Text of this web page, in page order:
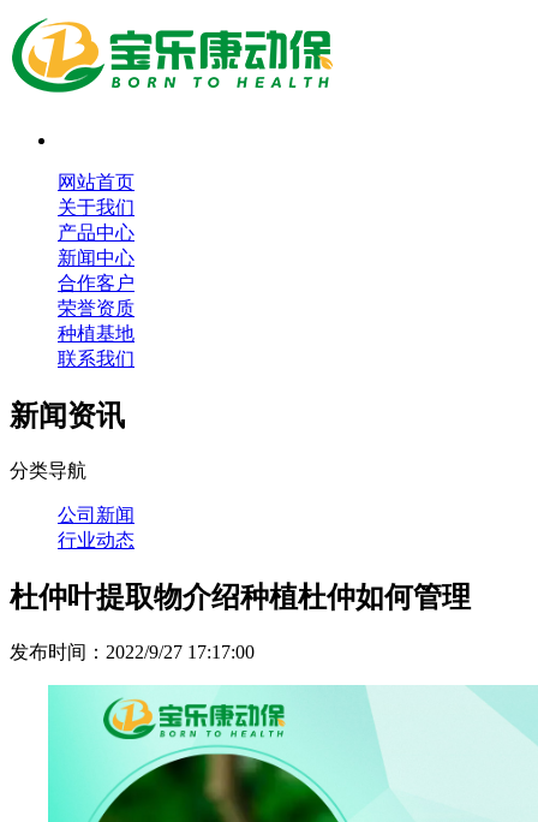
网站首页
关于我们
产品中心
新闻中心
合作客户
荣誉资质
种植基地
联系我们
新闻资讯
分类导航
公司新闻
行业动态
杜仲叶提取物介绍种植杜仲如何管理
发布时间：2022/9/27 17:17:00